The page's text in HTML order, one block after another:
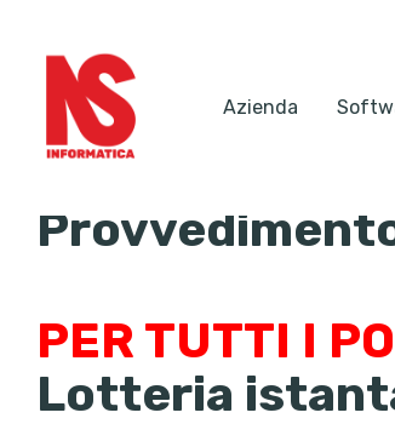
Azienda
PER TUTTI I
Lotteria